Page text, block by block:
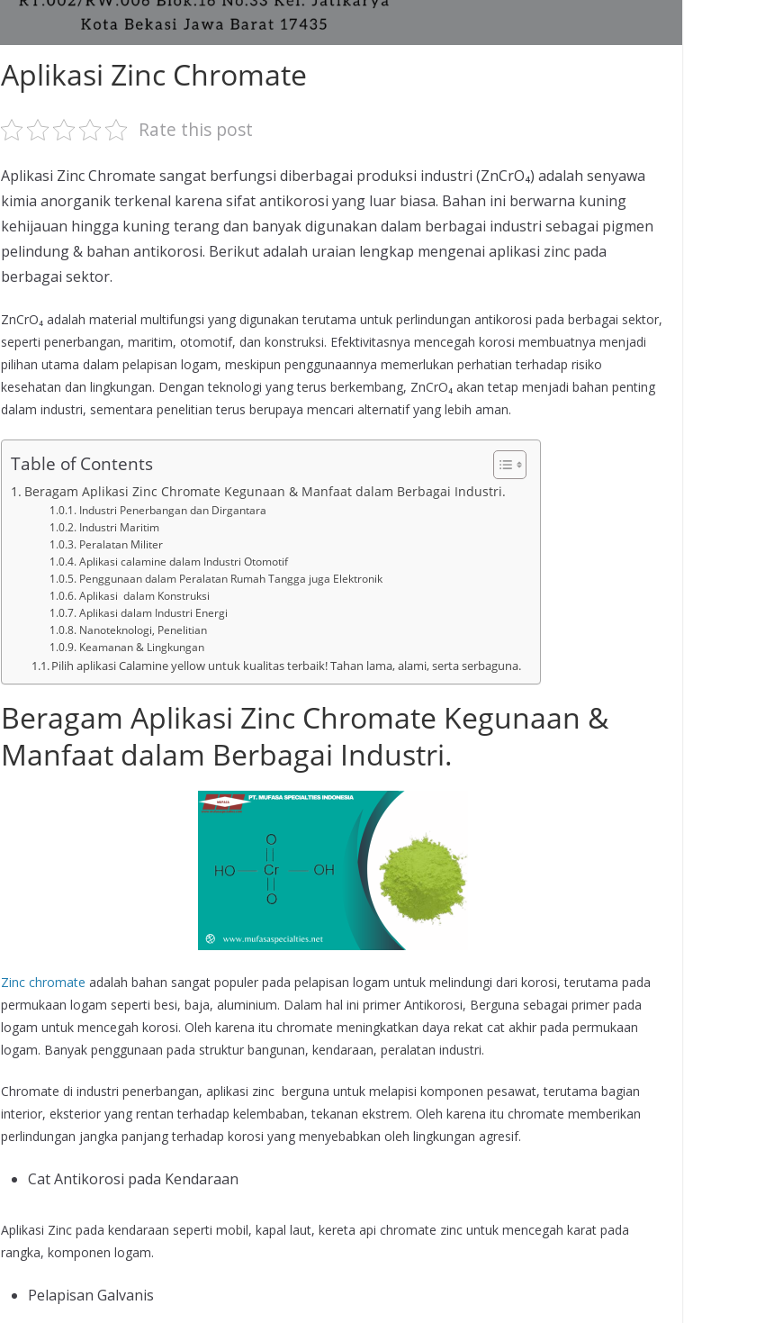
Aplikasi Zinc Chromate
Rate this post
Aplikasi Zinc Chromate sangat berfungsi diberbagai produksi industri (ZnCrO₄) adalah senyawa
kimia anorganik terkenal karena sifat antikorosi yang luar biasa. Bahan ini berwarna kuning
kehijauan hingga kuning terang dan banyak digunakan dalam berbagai industri sebagai pigmen
pelindung & bahan antikorosi. Berikut adalah uraian lengkap mengenai aplikasi zinc pada
berbagai sektor.
ZnCrO₄ adalah material multifungsi yang digunakan terutama untuk perlindungan antikorosi pada berbagai sektor,
seperti penerbangan, maritim, otomotif, dan konstruksi. Efektivitasnya mencegah korosi membuatnya menjadi
pilihan utama dalam pelapisan logam, meskipun penggunaannya memerlukan perhatian terhadap risiko
kesehatan dan lingkungan. Dengan teknologi yang terus berkembang, ZnCrO₄ akan tetap menjadi bahan penting
dalam industri, sementara penelitian terus berupaya mencari alternatif yang lebih aman.
Table of Contents
Beragam Aplikasi Zinc Chromate Kegunaan & Manfaat dalam Berbagai Industri.
Industri Penerbangan dan Dirgantara
Industri Maritim
Peralatan Militer
Aplikasi calamine dalam Industri Otomotif
Penggunaan dalam Peralatan Rumah Tangga juga Elektronik
Aplikasi dalam Konstruksi
Aplikasi dalam Industri Energi
Nanoteknologi, Penelitian
Keamanan & Lingkungan
Pilih aplikasi Calamine yellow untuk kualitas terbaik! Tahan lama, alami, serta serbaguna.
Beragam Aplikasi Zinc Chromate Kegunaan &
Manfaat dalam Berbagai Industri.
Zinc chromate adalah bahan sangat populer pada pelapisan logam untuk melindungi dari korosi, terutama pada
permukaan logam seperti besi, baja, aluminium. Dalam hal ini primer Antikorosi, Berguna sebagai primer pada
logam untuk mencegah korosi. Oleh karena itu chromate meningkatkan daya rekat cat akhir pada permukaan
logam. Banyak penggunaan pada struktur bangunan, kendaraan, peralatan industri.
Chromate di industri penerbangan, aplikasi zinc berguna untuk melapisi komponen pesawat, terutama bagian
interior, eksterior yang rentan terhadap kelembaban, tekanan ekstrem. Oleh karena itu chromate memberikan
perlindungan jangka panjang terhadap korosi yang menyebabkan oleh lingkungan agresif.
Cat Antikorosi pada Kendaraan
Aplikasi Zinc pada kendaraan seperti mobil, kapal laut, kereta api chromate zinc untuk mencegah karat pada
rangka, komponen logam.
Pelapisan Galvanis